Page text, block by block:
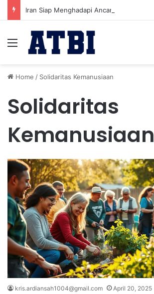
Menu
Home / Solidaritas Kemanusiaan
Solidaritas
Kemanusiaan
kris.ardiansah1004@gmail.com April 20, 2025